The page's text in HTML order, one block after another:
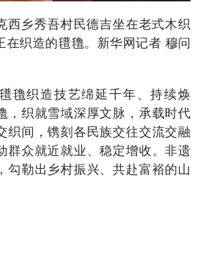
乡秀吾村民德吉坐在老式木织
在织造的氆氇。新华网记者 穆问
织造技艺绵延千年、持续焕
，织就雪域深厚文脉，承载时代
织间，镌刻各民族交往交流交融
群众就近就业、稳定增收。非遗
勾勒出乡村振兴、共赴富裕的山